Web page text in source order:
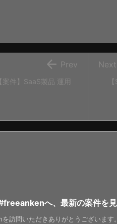
Next
案件】SaaS製品 運用
 Prev
へ、最新の案件を
訪問いただきありがとうございます